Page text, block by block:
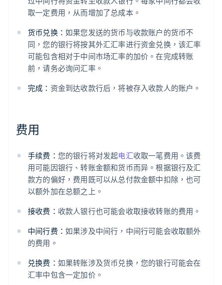
取一定费用，从而增加了总成本。
货币兑换： 如果您发送的货币与收款账户的货币不
同，您的银行将按其外汇汇率进行资金兑换，该汇率
可能包含相对于中间市场汇率的加价。在完成转账
前，请务必询问汇率。
完成： 资金到达收款行后，将被存入收款人的账户。
费用
手续费： 您的银行将对发起电汇收取一笔费用。该费
用可能因银行、转账金额和货币而异。根据银行及汇
款方的偏好，费用既可以从总付款金额中扣除，也可
以额外加在总额之上。
接收费： 收款人银行也可能会收取接收转账的费用。
中间行费： 如果涉及中间行，中间行可能会收取额外
的费用。
兑换费： 如果转账涉及货币兑换，您的银行可能会在
汇率中包含一定加价。